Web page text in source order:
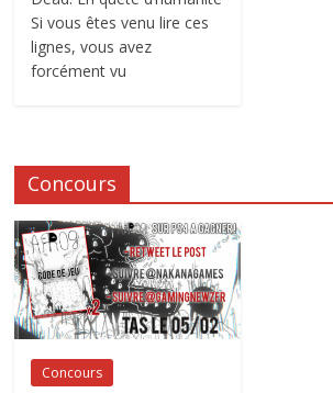
Si vous êtes venu lire ces
lignes, vous avez
forcément vu
Concours
Concours